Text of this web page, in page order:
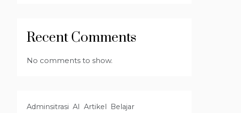
Recent Comments
No comments to show.
Adminsitrasi AI Artikel Belajar